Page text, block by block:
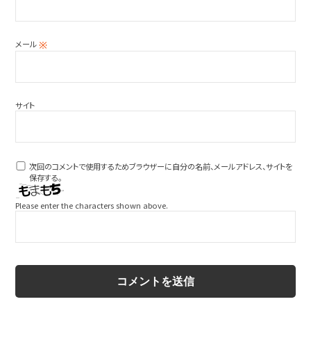
メール※
サイト
次回のコメントで使用するためブラウザーに自分の名前、メールアドレス、サイトを
保存する。
Please enter the characters shown above.